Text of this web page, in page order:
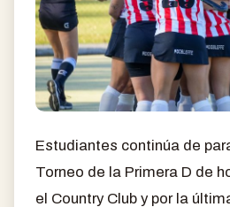
Estudiantes continúa de
Torneo de la Primera D de
el Country Club y por la